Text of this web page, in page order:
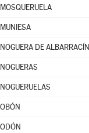
MOSQUERUELA
MUNIESA
NOGUERA DE ALBARRACÍN
NOGUERAS
NOGUERUELAS
OBÓN
ODÓN